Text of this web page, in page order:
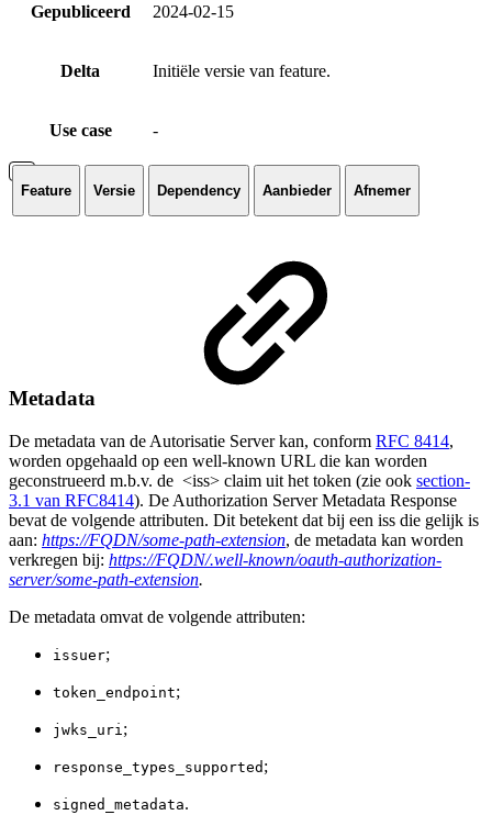
Gepubliceerd 2024-02-15
Delta Initiële versie van feature.
Use case -
Feature Versie Dependency Aanbieder Afnemer
Metadata
De metadata van de Autorisatie Server kan, conform RFC 8414,
worden opgehaald op een well-known URL die kan worden
geconstrueerd m.b.v. de <iss> claim uit het token (zie ook section-
3.1 van RFC8414). De Authorization Server Metadata Response
bevat de volgende attributen. Dit betekent dat bij een iss die gelijk is
aan: https://FQDN/some-path-extension, de metadata kan worden
verkregen bij: https://FQDN/.well-known/oauth-authorization-
server/some-path-extension.
De metadata omvat de volgende attributen:
issuer;
token_endpoint;
jwks_uri;
response_types_supported ;
signed_metadata.